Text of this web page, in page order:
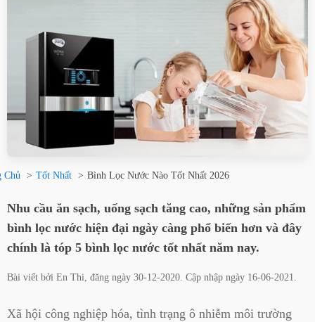
Chủ Tốt Nhất Bình Lọc Nước Nào Tốt Nhất 2026
Nhu cầu ăn sạch, uống sạch tăng cao, những sản phẩm
bình lọc nước hiện đại ngày càng phổ biến hơn và đây
chính là tóp 5 bình lọc nước tốt nhất năm nay.
Bài viết bởi En Thi, đăng ngày 30-12-2020. Cập nhập ngày 16-06-2021.
Xã hội công nghiệp hóa, tình trạng ô nhiễm môi trường